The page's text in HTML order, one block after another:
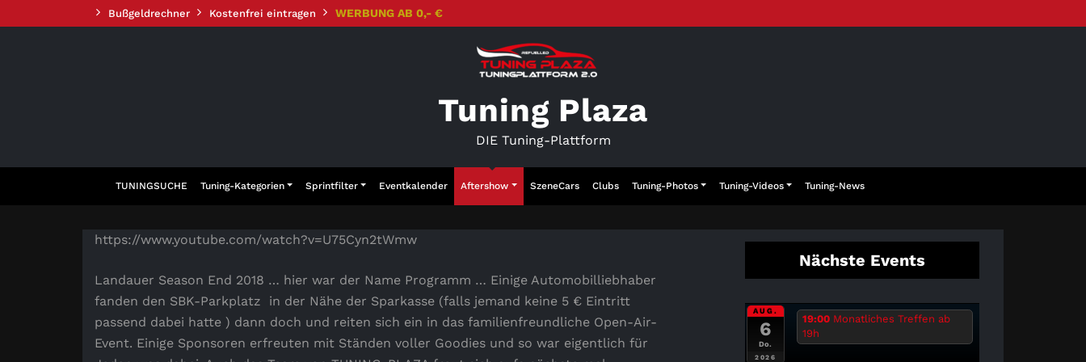
Inhalt
Bußgeldrechner Kostenfrei eintragen WERBUNG AB 0,- €
Tuning Plaza
DIE Tuning-Plattform
TUNINGSUCHE Tuning-Kategorien Sprintfilter Eventkalender Aftershow SzeneCars Clubs Tuning-Photos Tuning-Videos Tuning-News
https://www.youtube.com/watch?v=U75Cyn2tWmw
Landauer Season End 2018 … hier war der Name Programm … Einige Automobilliebhaber
fanden den SBK-Parkplatz in der Nähe der Sparkasse (falls jemand keine 5 € Eintritt
passend dabei hatte ) dann doch und reiten sich ein in das familienfreundliche Open-Air-
Event. Einige Sponsoren erfreuten mit Ständen voller Goodies und so war eigentlich für
Nächste Events
AUG.
6
Do.
2026
19:00 Monatliches Treffen ab
19h